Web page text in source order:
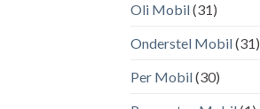
Oli Mobil(31)
Onderstel Mobil(31)
Per Mobil(30)